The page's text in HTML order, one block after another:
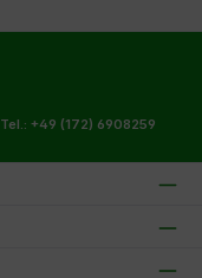
Tel.: +49 (172) 6908259